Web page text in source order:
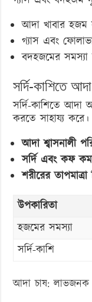
আদা খাবার
গ্যাস এবং
বদহজমের
সর্দি-কাশিতে আদা
সর্দি-কাশিতে আদা
করতে সাহায্য করে।
আদা শ্বাসনালী
সর্দি এবং কফ
শরীরের তাপমাত্রা
উপকারিতা
হজমের সমস্যা
সর্দি-কাশি
আদা চাষ: লাভজনক